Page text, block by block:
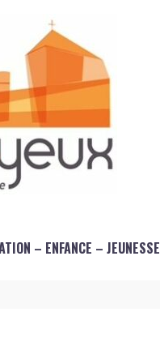
– ENFANCE – JEUNESSE